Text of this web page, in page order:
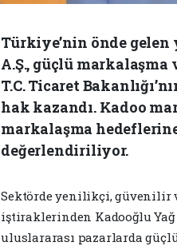
Türkiye’nin önde
A.Ş., güçlü
T.C. Ticaret
hak kazandı. Kadoo
markalaşma
değerlendiriliyor.
Sektörde yenilikçi, güvenilir
iştiraklerinden Kadooğlu Yağ
uluslararası pazarlarda